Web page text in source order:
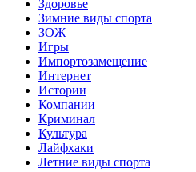
Здоровье
Зимние виды спорта
ЗОЖ
Игры
Импортозамещение
Интернет
Истории
Компании
Криминал
Культура
Лайфхаки
Летние виды спорта